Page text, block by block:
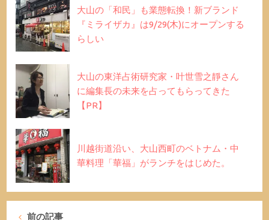
大山の「和民」も業態転換！新ブランド
『ミライザカ』は9/29(木)にオープンする
らしい
大山の東洋占術研究家・叶世雪之靜さん
に編集長の未来を占ってもらってきた
【PR】
川越街道沿い、大山西町のベトナム・中
華料理「華福」がランチをはじめた。
前の記事